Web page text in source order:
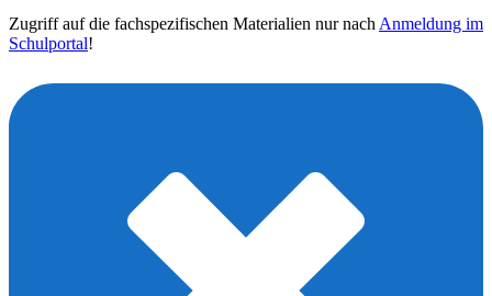
Zugriff auf die fachspezifischen Materialien nur nach Anmeldung im
Schulportal!